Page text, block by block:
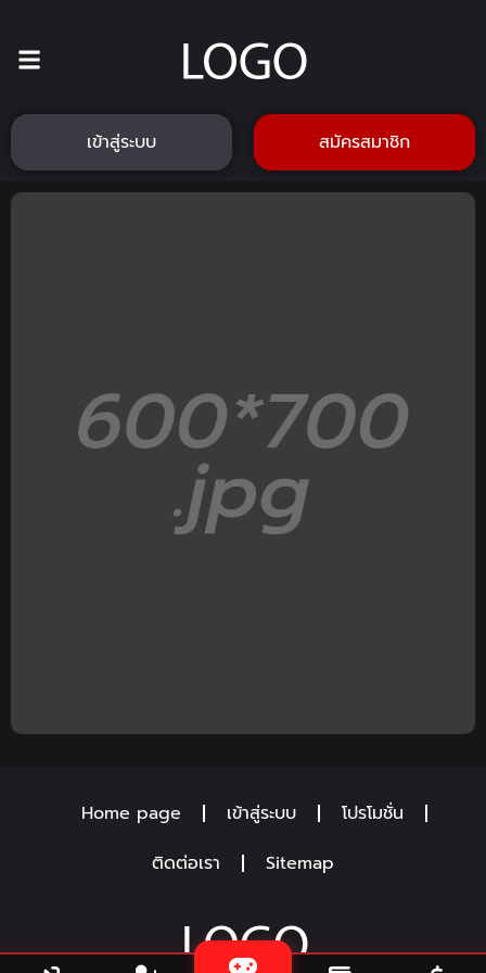
เข้าสู่ระบบ สมัครสมาชิก
Home page เข้าสู่ระบบ
โปรโมชั่น
ติดต่อเรา
Sitemap